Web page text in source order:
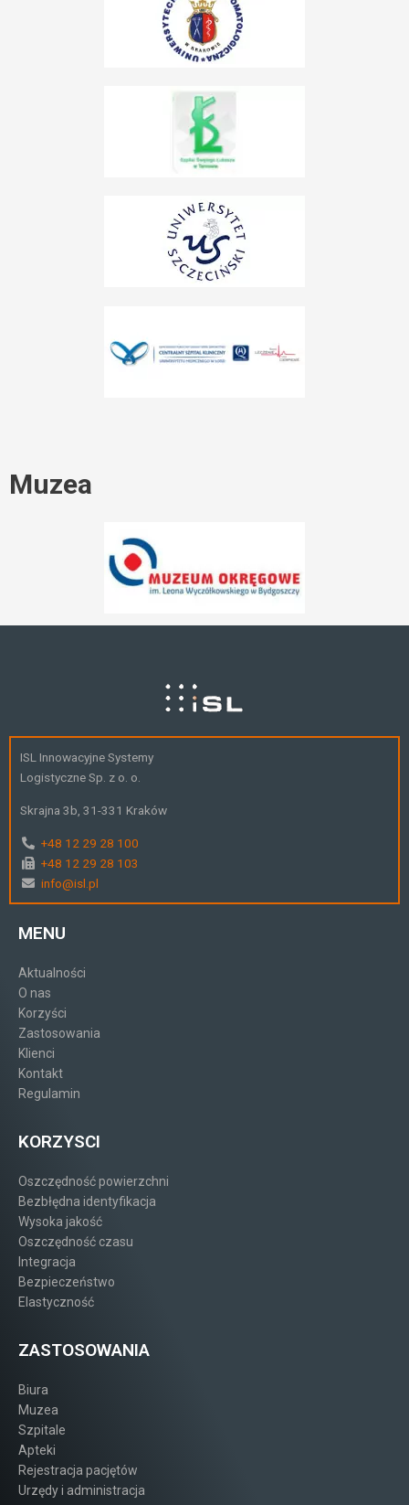
Muzea
ISL Innowacyjne Systemy
Logistyczne Sp. z o. o.
Skrajna 3b, 31-331 Kraków
+48 12 29 28 100
+48 12 29 28 103
info@isl.pl
MENU
Aktualności
O nas
Korzyści
Zastosowania
Klienci
Kontakt
Regulamin
KORZYSCI
Oszczędność powierzchni
Bezbłędna identyfikacja
Wysoka jakość
Oszczędność czasu
Integracja
Bezpieczeństwo
Elastyczność
ZASTOSOWANIA
Biura
Muzea
Szpitale
Apteki
Rejestracja pacjętów
Urzędy i administracja